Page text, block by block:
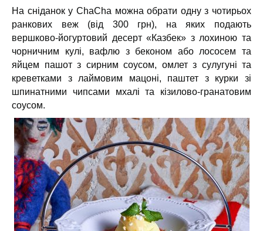
На сніданок у ChaCha можна обрати одну з чотирьох
ранкових веж (від 300 грн), на яких подають
вершково-йогуртовий десерт «Казбек» з лохиною та
чорничним кулі, вафлю з беконом або лососем та
яйцем пашот з сирним соусом, омлет з сулугуні та
креветками з лаймовим мацоні, паштет з курки зі
шпинатними чипсами мхалі та кізилово-гранатовим
соусом.